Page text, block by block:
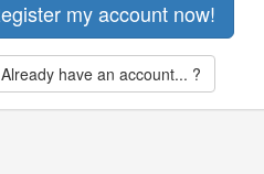
Already have an account... ?